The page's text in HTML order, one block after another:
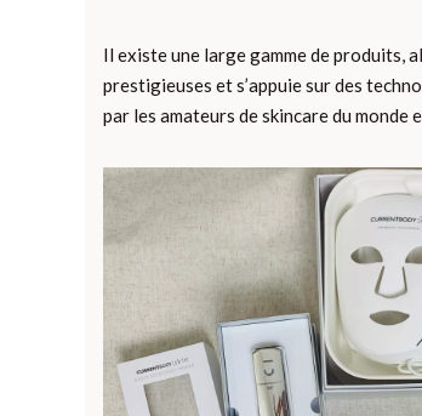
Il existe une large gamme de produits,
prestigieuses et s’appuie sur des
par les amateurs de skincare du